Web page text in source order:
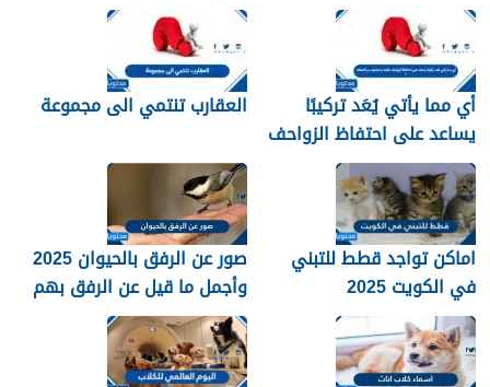
أي مما يأتي يُعَد تركيبًا
يساعد على احتفاظ الزواحف
بالماء وحمايتها من الجفاف
؟
العقارب تنتمي الى مجموعة
اماكن تواجد قطط للتبني
في الكويت 2025
صور عن الرفق بالحيوان 2025
وأجمل ما قيل عن الرفق بهم